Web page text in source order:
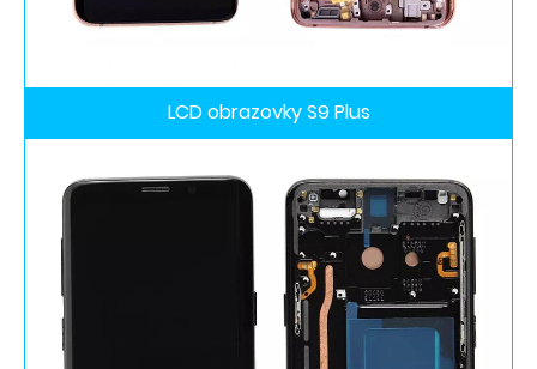
LCD obrazovky S9 Plus